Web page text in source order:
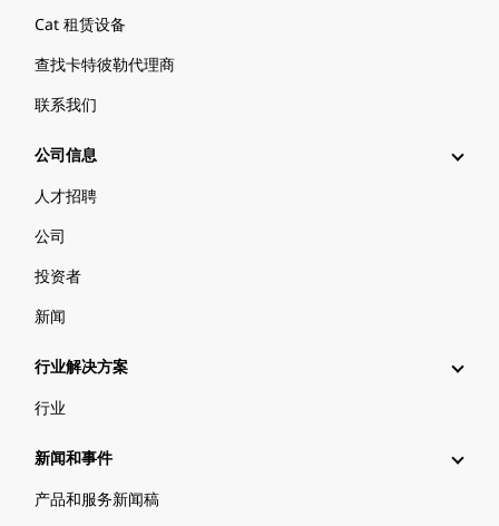
Cat 租赁设备
查找卡特彼勒代理商
联系我们
公司信息
人才招聘
公司
投资者
新闻
行业解决方案
行业
新闻和事件
产品和服务新闻稿